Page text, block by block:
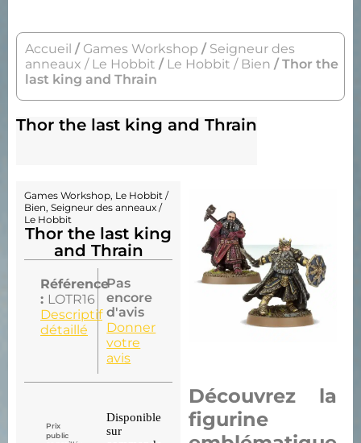
Accueil / Games Workshop / Seigneur des
anneaux / Le Hobbit / Le Hobbit / Bien / Thor the
last king and Thrain
Thor the last king and Thrain
Découvrez la
figurine
Games Workshop, Le Hobbit /
Bien, Seigneur des anneaux /
Le Hobbit
Thor the last king
and Thrain
Référence
: LOTR16
Descriptif
détaillé
Pas
encore
d'avis
Donner
votre
avis
Prix
public
Disponible
sur